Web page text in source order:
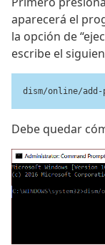
aparecerá el
la opción de
escribe el
dism/online/add-
Debe quedar